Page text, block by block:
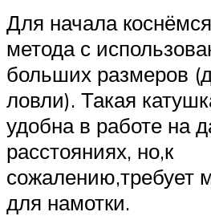
Для начала
метода с
больших размеров
ловли). Такая
удобна в работе на
расстояниях, но,к
сожалению,требует
для намотки.